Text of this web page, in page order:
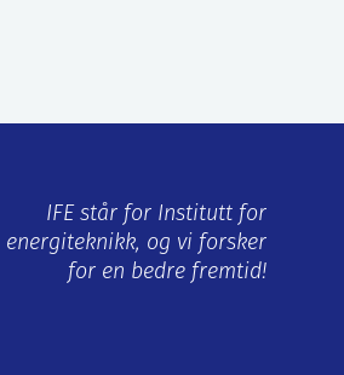
IFE står for Institutt for
energiteknikk, og vi forsker
for en bedre fremtid!